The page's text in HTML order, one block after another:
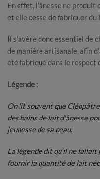
En effet, l'ânesse ne produit
et elle cesse de fabriquer
Il s'avère donc essentiel de
de manière artisanale, afin
été fabriqué dans le respect
Légende :
On lit souvent que
des bains de lait d’ânesse
jeunesse de sa peau.
La légende dit qu’il ne fallait
fournir la quantité de lait